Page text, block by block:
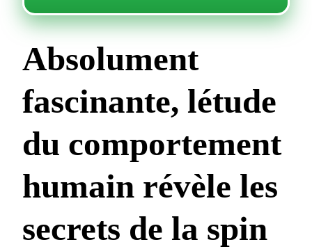
Absolument
fascinante, létude
du comportement
humain révèle les
secrets de la spin